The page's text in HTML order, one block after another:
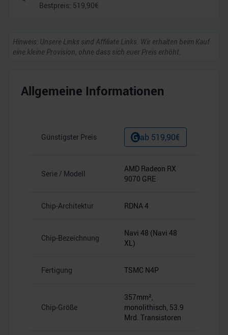
Bestpreis: 519,90€
Hinweis: Unsere Links sind Affiliate Links. Wir erhalten beim Kauf
eine kleine Provision, ohne dass sich euer Preis erhöht.
Allgemeine Informationen
Günstigster Preis ab 519,90€
Serie / Modell
AMD Radeon RX
9070 GRE
Chip-Architektur RDNA 4
Chip-Bezeichnung
Navi 48 (Navi 48
XL)
Fertigung TSMC N4P
Chip-Größe
357mm²,
monolithisch, 53.9
Mrd. Transistoren